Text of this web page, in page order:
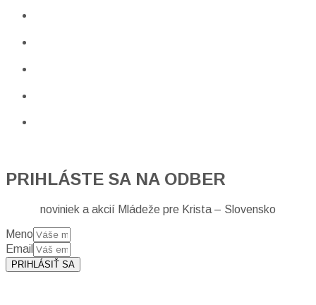
PRIHLÁSTE SA NA ODBER
noviniek a akcií Mládeže pre Krista – Slovensko
Meno
Email
PRIHLÁSIŤ SA